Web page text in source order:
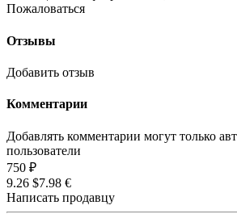
Пожаловаться
Отзывы
Добавить отзыв
Комментарии
Добавлять комментарии могут только
пользователи
750 ₽
9.26 $7.98 €
Написать продавцу